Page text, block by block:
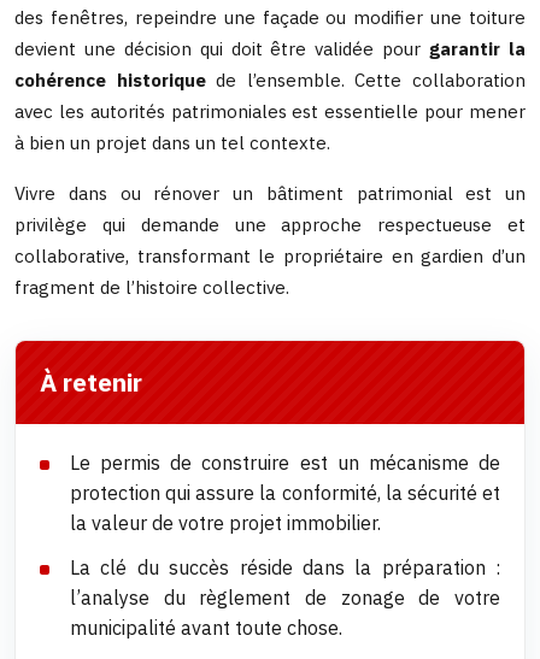
des fenêtres, repeindre une façade ou modifier une toiture
devient une décision qui doit être validée pour garantir la
cohérence historiquede l’ensemble. Cette collaboration
avec les autorités patrimoniales est essentielle pour mener
à bien un projet dans un tel contexte.
Vivre dans ou rénover un bâtiment patrimonial est un
privilège qui demande une approche respectueuse et
collaborative, transformant le propriétaire en gardien d’un
fragment de l’histoire collective.
À retenir
Le permis de construire est un mécanisme de
protection qui assure la conformité, la sécurité et
la valeur de votre projet immobilier.
La clé du succès réside dans la préparation :
l’analyse du règlement de zonage de votre
municipalité avant toute chose.